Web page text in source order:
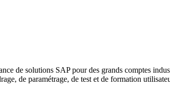
de solutions SAP pour des grands comptes
de paramétrage, de test et de formation